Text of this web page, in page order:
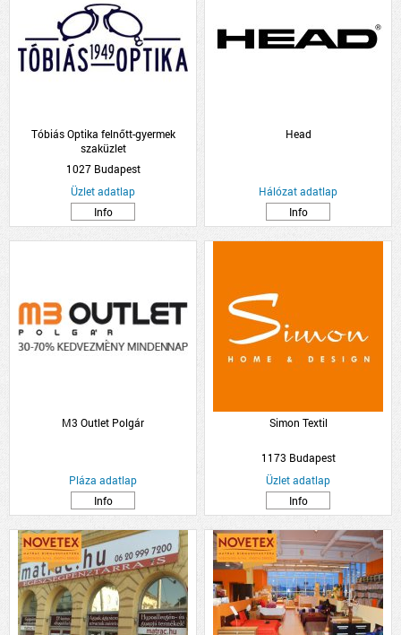
Tóbiás Optika felnőtt-gyermek
szaküzlet
1027 Budapest
Üzlet adatlap
Info
Head
Hálózat adatlap
Info
M3 Outlet Polgár
Pláza adatlap
Info
Simon Textil
1173 Budapest
Üzlet adatlap
Info